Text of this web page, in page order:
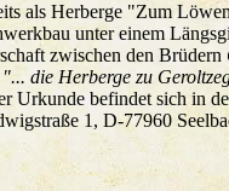
als Herberge "Zum
unter einem
zwischen den Brüdern
"... die Herberge zu
Urkunde befindet sich in
1, D-77960